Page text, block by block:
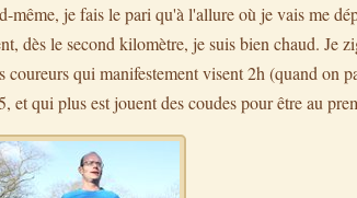
même, je fais le pari qu'à l'allure où je vais me
dès le second kilomètre, je suis bien chaud. Je
qui manifestement visent 2h (quand on
et qui plus est jouent des coudes pour être au